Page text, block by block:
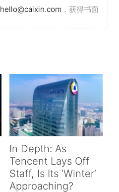
hello@caixin.com ，获得书面
In Depth: As
Tencent Lays Off
Staff, Is Its ‘Winter’
Approaching?